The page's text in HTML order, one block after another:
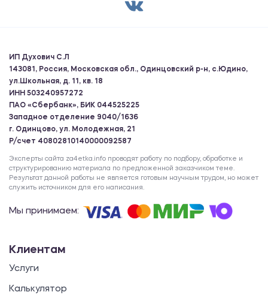
ИП Духович С.Л
143081, Россия, Московская обл., Одинцовский р-н, с.Юдино,
ул.Школьная, д. 11, кв. 18
ИНН 503240957272
ПАО «Сбербанк», БИК 044525225
Западное отделение 9040/1636
г. Одинцово, ул. Молодежная, 21
Р/счет 40802810140000092587
Эксперты сайта za4etka.info проводят работу по подбору, обработке и
структурированию материала по предложенной заказчиком теме.
Результат данной работы не является готовым научным трудом, но может
служить источником для его написания.
Мы принимаем:
Клиентам
Услуги
Калькулятор